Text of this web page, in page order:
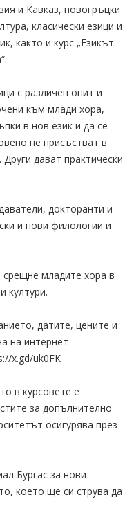
и Кавказ, новогръцки
класически езици и
както и курс „Езикът
с различен опит и
към млади хора,
в нов език и да се
не присъстват в
дават практически
докторанти и
и нови филологии и
младите хора в
култури.
датите, цените и
на интернет
x.gd/uk0FK
в курсовете е
за допълнително
осигурява през
Бургас за нови
което ще си струва да